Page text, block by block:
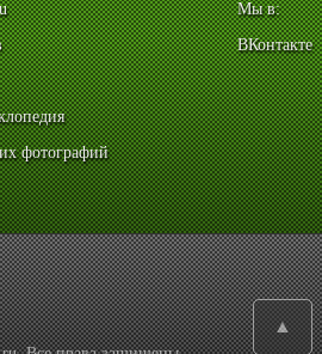
фотографий
Мы в:
ВКонтакте
▲